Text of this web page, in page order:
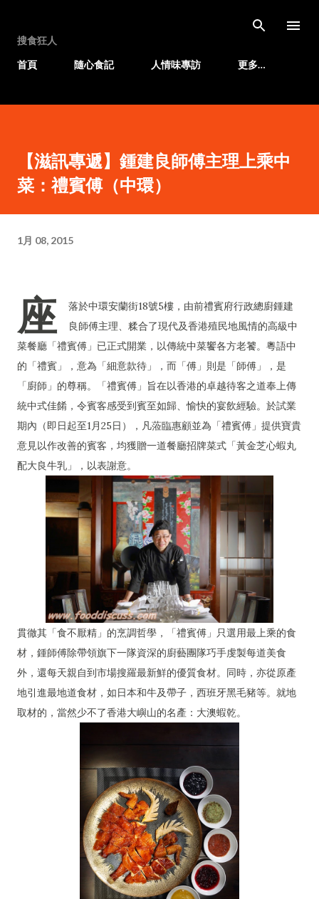
搜食狂人
首頁
隨心食記 人情味專訪 更多…
【滋訊專遞】鍾建良師傅主理上乘中
菜：禮賓傅（中環）
1月 08, 2015
座
落於中環安蘭街18號5樓，由前禮賓府行政總廚鍾建
良師傅主理、糅合了現代及香港殖民地風情的高級中
菜餐廳「禮賓傅」已正式開業，以傳統中菜饗各方老饕。粵語中
的「禮賓」，意為「細意款待」，而「傅」則是「師傅」，是
「廚師」的尊稱。「禮賓傅」旨在以香港的卓越待客之道奉上傳
統中式佳餚，令賓客感受到賓至如歸、愉快的宴飲經驗。於試業
期內（即日起至1月25日），凡蒞臨惠顧並為「禮賓傅」提供寶貴
意見以作改善的賓客，均獲贈一道餐廳招牌菜式「黃金芝心蝦丸
配大良牛乳」，以表謝意。
貫徹其「食不厭精」的烹調哲學，「禮賓傅」只選用最上乘的食
材，鍾師傅除帶領旗下一隊資深的廚藝團隊巧手虔製每道美食
外，還每天親自到市場搜羅最新鮮的優質食材。同時，亦從原產
地引進最地道食材，如日本和牛及帶子，西班牙黑毛豬等。就地
取材的，當然少不了香港大嶼山的名產：大澳蝦乾。